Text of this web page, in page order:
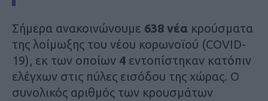
Σήμερα ανακοινώνουμε 638 νέα κρούσματα
της λοίμωξης του νέου κορωνοϊού (COVID-
19), εκ των οποίων 4 εντοπίστηκαν κατόπιν
ελέγχων στις πύλες εισόδου της χώρας. Ο
συνολικός αριθμός των κρουσμάτων